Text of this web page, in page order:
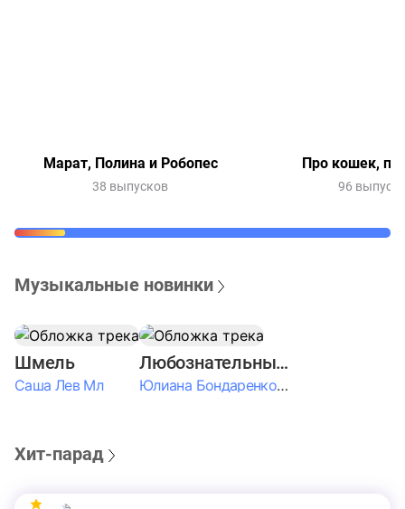
Марат, Полина и Робопес
38 выпусков
Про кошек,
96
Музыкальные новинки
Шмель
Саша Лев Мл
Любознательные Дети
Юлиана Бондаренко & Амелия Колпакова & Егор Егоров & Валерия Шевченко & Ксюша Косичкина
Хит-парад